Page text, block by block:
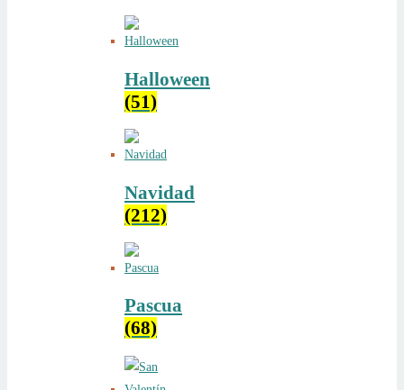
Halloween
(51)
Navidad
(212)
Pascua
(68)